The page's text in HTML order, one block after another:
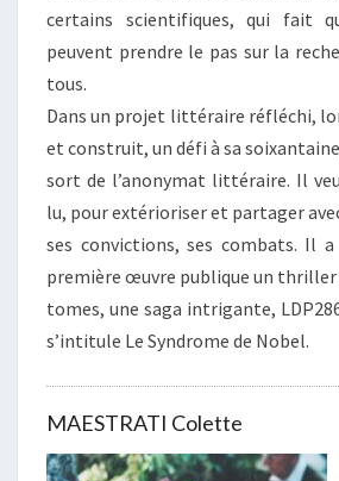
certains scientifiques, qui fait
peuvent prendre le pas sur la
tous.
Dans un projet littéraire réfléchi,
et construit, un défi à sa
sort de l’anonymat littéraire. Il
lu, pour extérioriser et partager
ses convictions, ses combats. Il
première œuvre publique un thriller
tomes, une saga intrigante,
s’intitule Le Syndrome de Nobel.
MAESTRATI Colette